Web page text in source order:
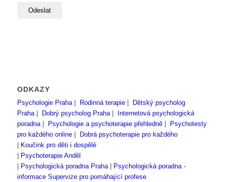
ODKAZY
Psychologie Praha| Rodinná terapie|
Dětský psycholog
Praha| Dobrý psycholog Praha|
Internetová psychologická
poradna| Psychologie a psychoterapie přehledně|
Psychotesty
pro každého online|
Dobrá psychoterapie pro každého
Koučink pro děti i dospělé
Psychoterapie Anděl
Psychologická poradna Praha|
Psychologická poradna -
informace Supervize pro pomáhající profese